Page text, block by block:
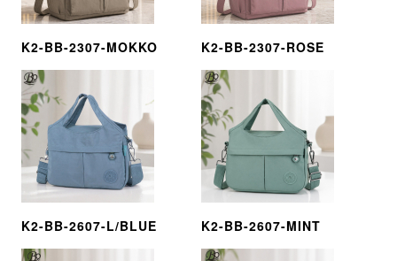
K2-BB-2307-MOKKO K2-BB-2307-ROSE
K2-BB-2607-L/BLUE K2-BB-2607-MINT